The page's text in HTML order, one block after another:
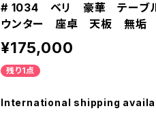
# 1034 ベリ 豪華 テーブ
ウンター 座卓 天板 無垢
¥175,000
残り1点
International shipping